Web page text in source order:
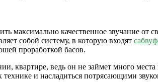
максимально качественное звучание от
собой систему, в которую входят
проработкой басов.
ведь он не займет много
и насладиться потрясающими